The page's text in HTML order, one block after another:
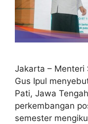
Jakarta – Menteri
Gus Ipul
Pati, Jawa
perkembangan
semester